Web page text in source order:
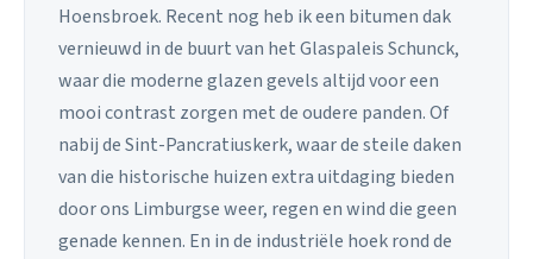
Hoensbroek. Recent nog heb ik een bitumen dak
vernieuwd in de buurt van het Glaspaleis Schunck,
waar die moderne glazen gevels altijd voor een
mooi contrast zorgen met de oudere panden. Of
nabij de Sint-Pancratiuskerk, waar de steile daken
van die historische huizen extra uitdaging bieden
door ons Limburgse weer, regen en wind die geen
genade kennen. En in de industriële hoek rond de